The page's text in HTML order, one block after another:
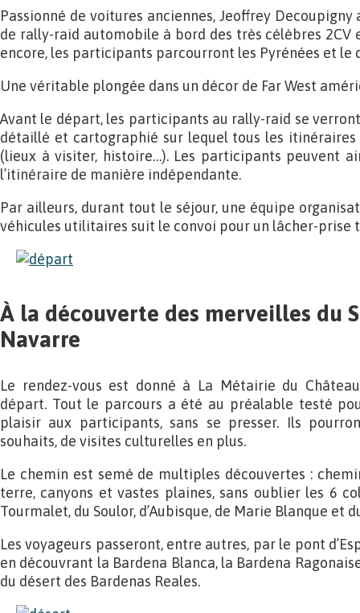
Passionné de voitures anciennes, Jeoffrey
de rally-raid automobile à bord des très célèbres 2CV
encore, les participants parcourront les Pyrénées et le
Une véritable plongée dans un décor de Far West
Avant le départ, les participants au rally-raid se
détaillé et cartographié sur lequel tous les
(lieux à visiter, histoire…). Les participants peuvent
l’itinéraire de manière indépendante.
Par ailleurs, durant tout le séjour, une équipe
véhicules utilitaires suit le convoi pour un lâcher-prise
À la découverte des merveilles du
Navarre
Le rendez-vous est donné à La Métairie du
départ. Tout le parcours a été au préalable testé
plaisir aux participants, sans se presser. Ils
souhaits, de visites culturelles en plus.
Le chemin est semé de multiples découvertes :
terre, canyons et vastes plaines, sans oublier les 6
Tourmalet, du Soulor, d’Aubisque, de Marie Blanque et
Les voyageurs passeront, entre autres, par le pont
en découvrant la Bardena Blanca, la Bardena
du désert des Bardenas Reales.